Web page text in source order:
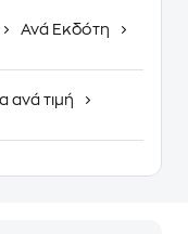
Ανά Εκδότη
ανά τιμή